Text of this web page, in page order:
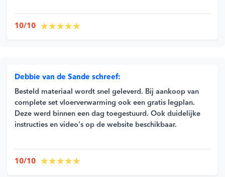
10/10
Debbie van de Sande schreef:
Besteld materiaal wordt snel geleverd. Bij aankoop van
complete set vloerverwarming ook een gratis legplan.
Deze werd binnen een dag toegestuurd. Ook duidelijke
instructies en video's op de website beschikbaar.
10/10